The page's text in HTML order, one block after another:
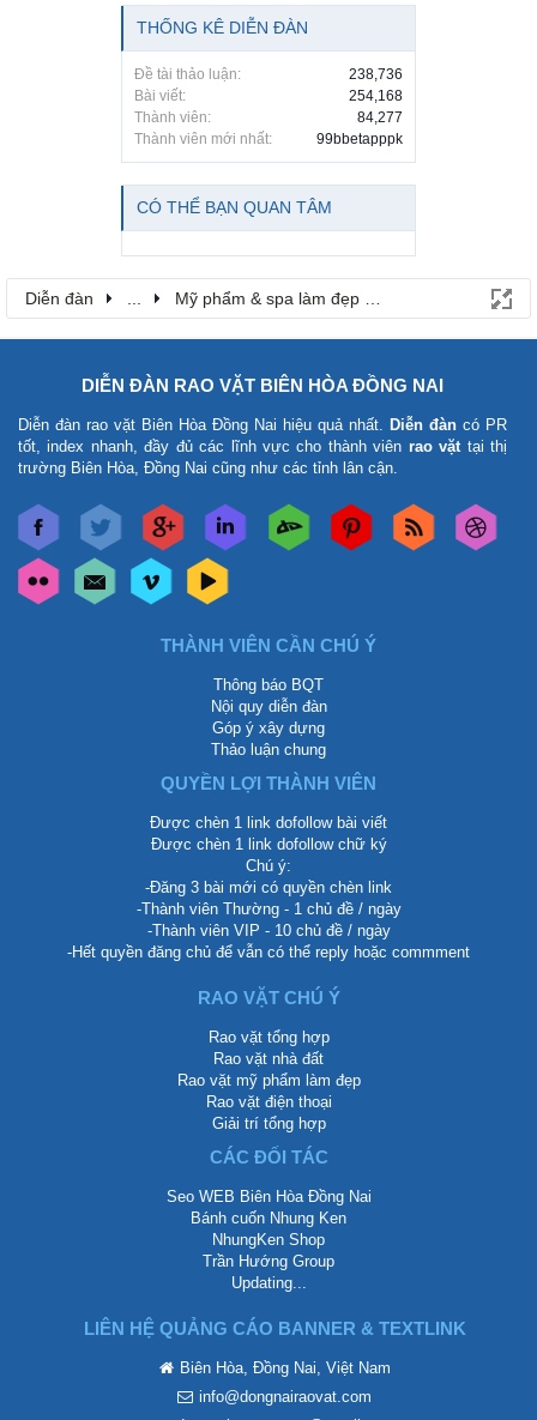
THỐNG KÊ DIỄN ĐÀN
Đề tài thảo luận:
238,736
Bài viết:
254,168
Thành viên:
84,277
Thành viên mới nhất:
99bbetapppk
CÓ THỂ BẠN QUAN TÂM
Diễn đàn Mỹ phẩm & spa làm đẹp tại Đồng Nai
DIỄN ĐÀN RAO VẶT BIÊN HÒA ĐỒNG NAI
Diễn đàn rao vặt Biên Hòa Đồng Nai hiệu quả nhất. Diễn đàn có PR
tốt, index nhanh, đầy đủ các lĩnh vực cho thành viên rao vặt tại thị
trường Biên Hòa, Đồng Nai cũng như các tỉnh lân cận.
THÀNH VIÊN CẦN CHÚ Ý
Thông báo BQT
Nội quy diễn đàn
Góp ý xây dựng
Thảo luận chung
QUYỀN LỢI THÀNH VIÊN
Được chèn 1 link dofollow bài viết
Được chèn 1 link dofollow chữ ký
Chú ý:
-Đăng 3 bài mới có quyền chèn link
-Thành viên Thường - 1 chủ đề / ngày
-Thành viên VIP - 10 chủ đề / ngày
-Hết quyền đăng chủ để vẫn có thể reply hoặc commment
RAO VẶT CHÚ Ý
Rao vặt tổng hợp
Rao vặt nhà đất
Rao vặt mỹ phẩm làm đẹp
Rao vặt điện thoại
Giải trí tổng hợp
CÁC ĐỐI TÁC
Seo WEB Biên Hòa Đồng Nai
Bánh cuốn Nhung Ken
NhungKen Shop
Trần Hướng Group
Updating...
LIÊN HỆ QUẢNG CÁO BANNER & TEXTLINK
Biên Hòa, Đồng Nai, Việt Nam
info@dongnairaovat.com